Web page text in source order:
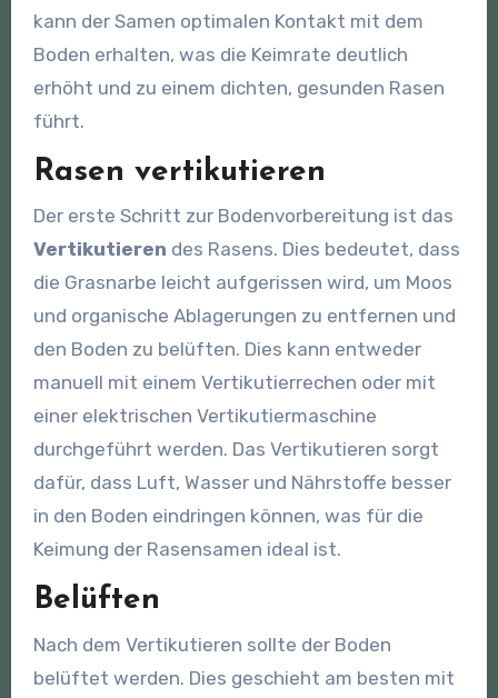
kann der Samen optimalen Kontakt mit dem
Boden erhalten, was die Keimrate deutlich
erhöht und zu einem dichten, gesunden Rasen
führt.
Rasen vertikutieren
Der erste Schritt zur Bodenvorbereitung ist das
Vertikutieren des Rasens. Dies bedeutet, dass
die Grasnarbe leicht aufgerissen wird, um Moos
und organische Ablagerungen zu entfernen und
den Boden zu belüften. Dies kann entweder
manuell mit einem Vertikutierrechen oder mit
einer elektrischen Vertikutiermaschine
durchgeführt werden. Das Vertikutieren sorgt
dafür, dass Luft, Wasser und Nährstoffe besser
in den Boden eindringen können, was für die
Keimung der Rasensamen ideal ist.
Belüften
Nach dem Vertikutieren sollte der Boden
belüftet werden. Dies geschieht am besten mit